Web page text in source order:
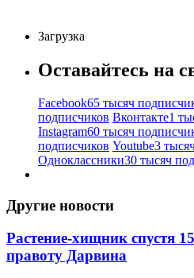
Загрузка
Оставайтесь на
Facebook65 тысяч
подписчиков Вконтакте1
Instagram60 тысяч
подписчиков Youtube3
Одноклассники30 тысяч
Другие новости
Растение-хищник спустя
правоту Дарвина